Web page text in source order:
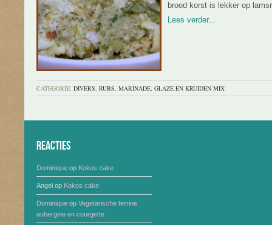
brood korst is lekker op
Lees verder...
CATEGORIE: DIVERS, RUBS, MARINADE, GLAZE EN KRUIDEN MIX
Reacties
Dominique op Kokos cake
Angel op Kokos cake
Dominique op Vegetarische terrine
aubergine en courgette